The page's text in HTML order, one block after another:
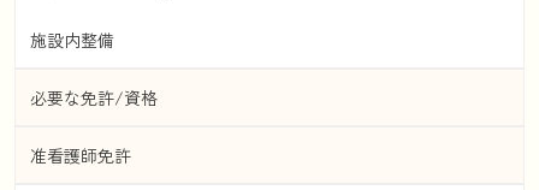
施設内整備
必要な免許/資格
准看護師免許